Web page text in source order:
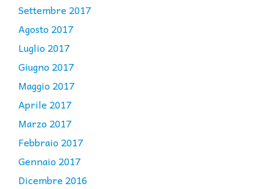
Settembre 2017
Agosto 2017
Luglio 2017
Giugno 2017
Maggio 2017
Aprile 2017
Marzo 2017
Febbraio 2017
Gennaio 2017
Dicembre 2016